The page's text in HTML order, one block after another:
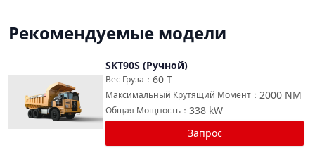
Рекомендуемые модели
SKT90S (Ручной)
60 T
Вес Груза ：
2000 NM
Максимальный Крутящий Момент ：
338 kW
Общая Мощность ：
Запрос